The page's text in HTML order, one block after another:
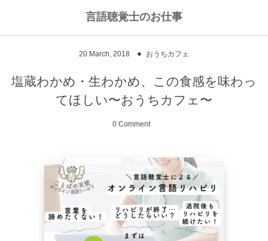
言語聴覚士のお仕事
20 March 2018 おうちカフェ
塩蔵わかめ・生わかめ、この食感を味わっ
てほしい〜おうちカフェ〜
0 Comment
脳に何かがあったとき
NPO法人Reジョブ大阪
ワーキングマザーの知恵